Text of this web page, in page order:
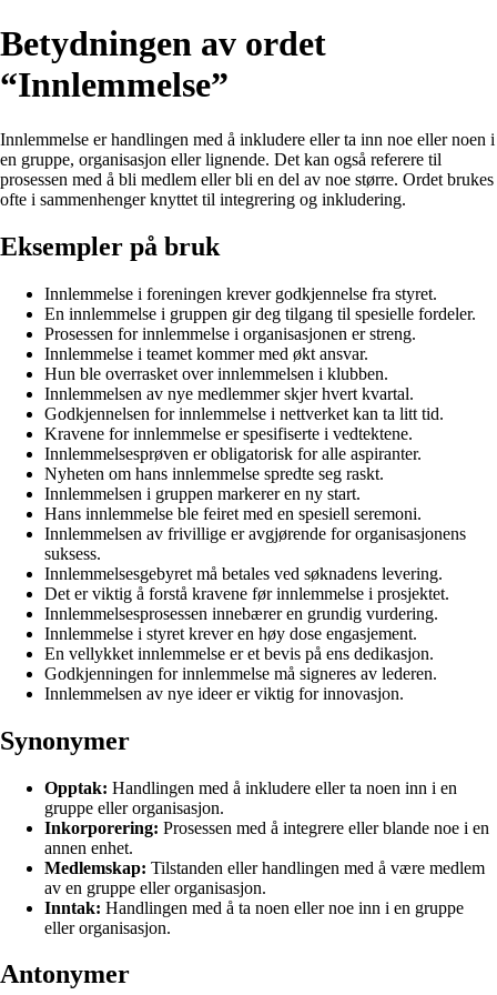
Betydningen av ordet
“Innlemmelse”
Innlemmelse er handlingen med å inkludere eller ta inn noe eller noen i
en gruppe, organisasjon eller lignende. Det kan også referere til
prosessen med å bli medlem eller bli en del av noe større. Ordet brukes
ofte i sammenhenger knyttet til integrering og inkludering.
Eksempler på bruk
Innlemmelse i foreningen krever godkjennelse fra styret.
En innlemmelse i gruppen gir deg tilgang til spesielle fordeler.
Prosessen for innlemmelse i organisasjonen er streng.
Innlemmelse i teamet kommer med økt ansvar.
Hun ble overrasket over innlemmelsen i klubben.
Innlemmelsen av nye medlemmer skjer hvert kvartal.
Godkjennelsen for innlemmelse i nettverket kan ta litt tid.
Kravene for innlemmelse er spesifiserte i vedtektene.
Innlemmelsesprøven er obligatorisk for alle aspiranter.
Nyheten om hans innlemmelse spredte seg raskt.
Innlemmelsen i gruppen markerer en ny start.
Hans innlemmelse ble feiret med en spesiell seremoni.
Innlemmelsen av frivillige er avgjørende for organisasjonens
suksess.
Innlemmelsesgebyret må betales ved søknadens levering.
Det er viktig å forstå kravene før innlemmelse i prosjektet.
Innlemmelsesprosessen innebærer en grundig vurdering.
Innlemmelse i styret krever en høy dose engasjement.
En vellykket innlemmelse er et bevis på ens dedikasjon.
Godkjenningen for innlemmelse må signeres av lederen.
Innlemmelsen av nye ideer er viktig for innovasjon.
Synonymer
Opptak: Handlingen med å inkludere eller ta noen inn i en
gruppe eller organisasjon.
Inkorporering: Prosessen med å integrere eller blande noe i en
annen enhet.
Medlemskap: Tilstanden eller handlingen med å være medlem
av en gruppe eller organisasjon.
Inntak: Handlingen med å ta noen eller noe inn i en gruppe
eller organisasjon.
Antonymer